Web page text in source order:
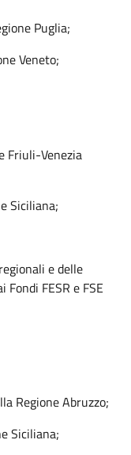
Puglia;
Veneto;
Friuli-Venezia
Siciliana;
e delle
FESR e FSE
Regione Abruzzo;
Siciliana;